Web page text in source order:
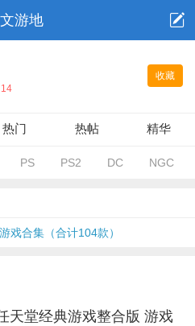
游地
收藏
14
热门 热帖 精华
PS PS2 DC NGC
戏合集（合计104款）
天堂经典游戏整合版 游戏